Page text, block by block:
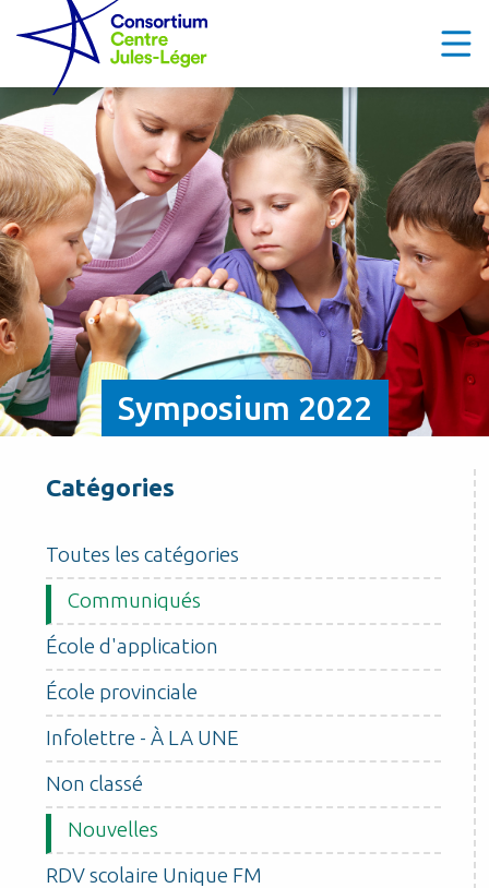
Symposium 2022
Catégories
Toutes les catégories
Communiqués
École d'application
École provinciale
Infolettre - À LA UNE
Non classé
Nouvelles
RDV scolaire Unique FM